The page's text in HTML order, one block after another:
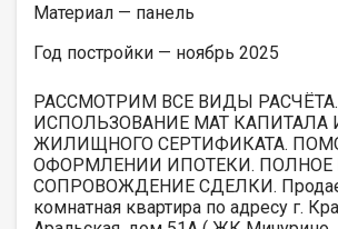
Материал — панель
Год постройки — ноябрь 2025
РАССМОТРИМ ВСЕ ВИДЫ
ИСПОЛЬЗОВАНИЕ МАТ КАПИТАЛА
ЖИЛИЩНОГО СЕРТИФИКАТА.
ОФОРМЛЕНИИ ИПОТЕКИ. ПОЛНОЕ
СОПРОВОЖДЕНИЕ СДЕЛКИ.
комнатная квартира по адресу г.